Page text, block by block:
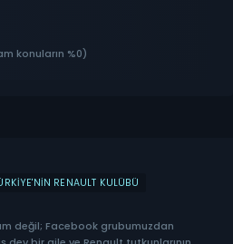
konuların %0)
RENAULT KULÜBÜ
değil; Facebook grubumuzdan